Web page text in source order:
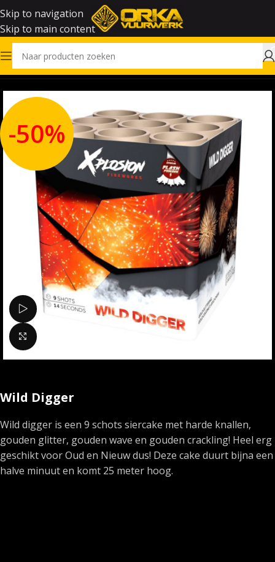
Skip to navigation
Skip to main content
Home Outlet
-50%
Bekijk video
Klik om te vergroten
Wild Digger
Wild digger is een 9 schots siercake met harde knallen,
gouden glitter, gouden wave en gouden crackling! Heel erg
geschikt voor Oud en Nieuw dus! Deze cake duurt bijna een
halve minuut en komt 25 meter hoog.